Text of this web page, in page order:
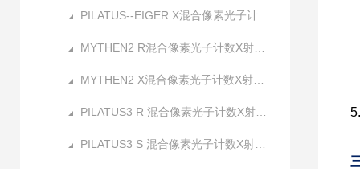
PILATUS--EIGER X混合像素光子计数X射线探测器
MYTHEN2 R混合像素光子计数X射线探测器
MYTHEN2 X混合像素光子计数X射线探测器
PILATUS3 R 混合像素光子计数X射线探测器
PILATUS3 S 混合像素光子计数X射线探测器